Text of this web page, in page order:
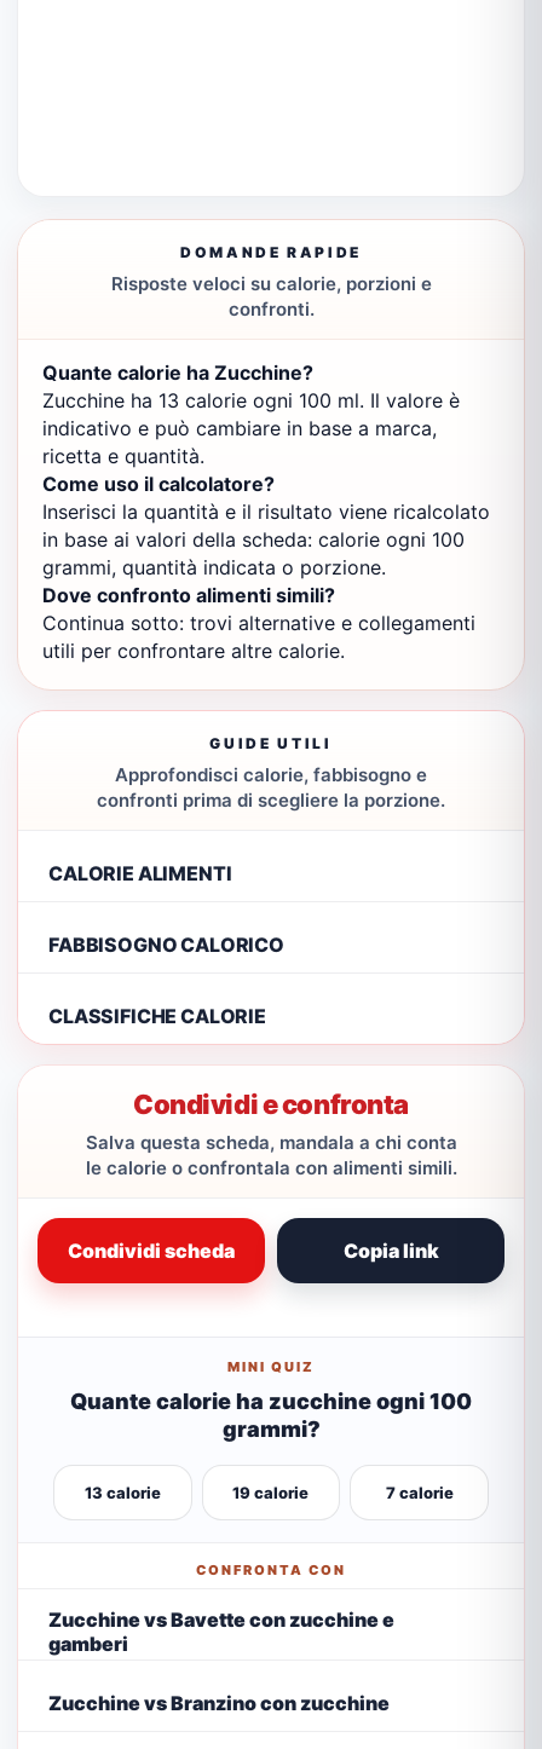
DOMANDE RAPIDE
Risposte veloci su calorie, porzioni e
confronti.
Quante calorie ha Zucchine?
Zucchine ha 13 calorie ogni 100 ml. Il valore è
indicativo e può cambiare in base a marca,
ricetta e quantità.
Come uso il calcolatore?
Inserisci la quantità e il risultato viene ricalcolato
in base ai valori della scheda: calorie ogni 100
grammi, quantità indicata o porzione.
Dove confronto alimenti simili?
Continua sotto: trovi alternative e collegamenti
utili per confrontare altre calorie.
GUIDE UTILI
Approfondisci calorie, fabbisogno e
confronti prima di scegliere la porzione.
CALORIE ALIMENTI
FABBISOGNO CALORICO
CLASSIFICHE CALORIE
Condividi e confronta
Salva questa scheda, mandala a chi conta
le calorie o confrontala con alimenti simili.
Condividi scheda Copia link
MINI QUIZ
Quante calorie ha zucchine ogni 100
grammi?
13 calorie 19 calorie 7 calorie
CONFRONTA CON
Zucchine vs Bavette con zucchine e
gamberi
Zucchine vs Branzino con zucchine